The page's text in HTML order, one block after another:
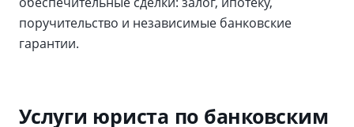
поручительство и независимые банковские
гарантии.
Услуги юриста по банковским